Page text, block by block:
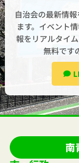
自治会の最新情
ます。イベント
報をリアルタイ
無料です
南